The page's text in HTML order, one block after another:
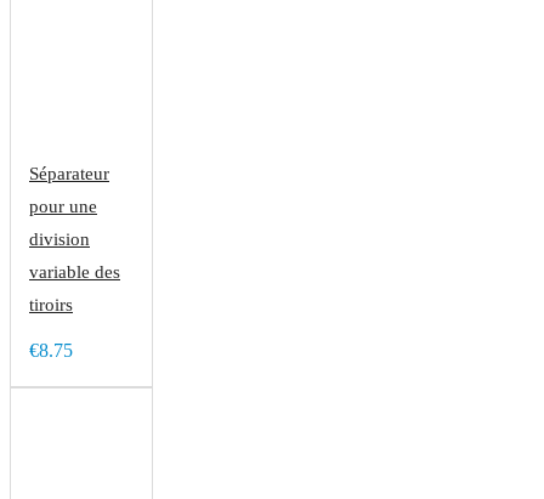
Séparateur
pour une
division
variable des
tiroirs
€8.75